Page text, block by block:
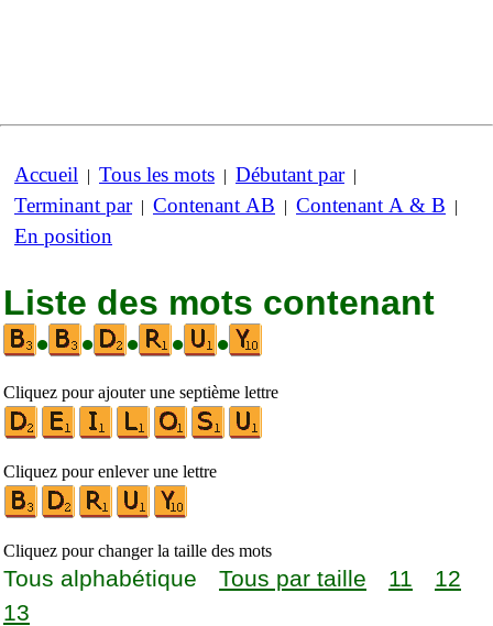
Accueil | Tous les mots | Débutant par|
Terminant par| Contenant AB | Contenant A & B |
En position
Liste des mots contenant
•
• • • •
Cliquez pour ajouter une septième lettre
Cliquez pour enlever une lettre
Cliquez pour changer la taille des mots
Tous alphabétique Tous par taille 11
12
13